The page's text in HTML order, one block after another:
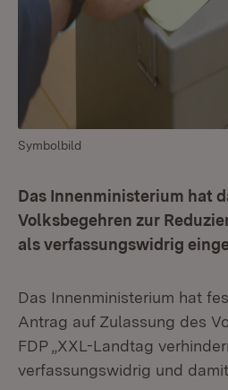
Symbolbild
Das Innenministerium hat
Volksbegehren zur
als verfassungswidrig
Das Innenministerium hat
Antrag auf Zulassung des
FDP „XXL-Landtag
verfassungswidrig und